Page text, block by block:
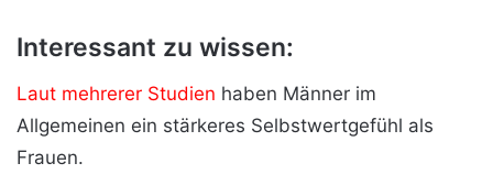
Interessant zu wissen:
Laut mehrerer Studien haben Männer im
Allgemeinen ein stärkeres Selbstwertgefühl als
Frauen.